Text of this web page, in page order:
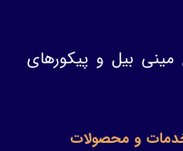
بیل و پیکورهای
و محصولات